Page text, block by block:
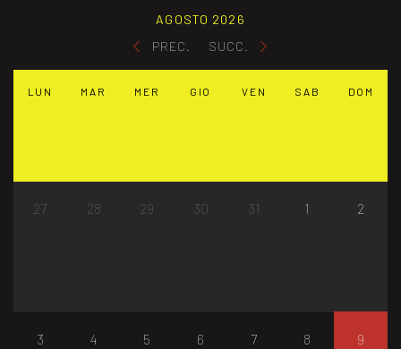
PREC.
AGOSTO 2026
SUCC.
LUN MAR MER GIO VEN SAB DOM
27 28 29 30 31 1 2
3 4 5 6 7 8 9